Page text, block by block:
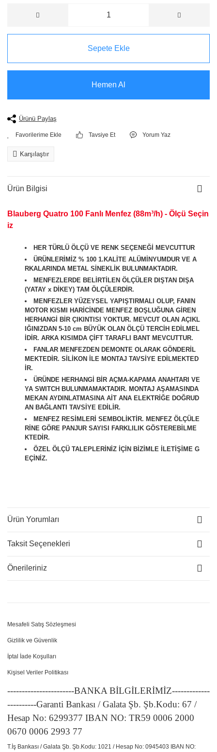
Sepete Ekle
Hemen Al
Ürünü Paylaş
Tavsiye Et Yorum Yaz
Karşılaştır
Ürün Bilgisi
Blauberg Quatro 100 Fanlı Menfez (88m³/h) - Ölçü Seçin
iz
HER TÜRLÜ ÖLÇÜ VE RENK SEÇENEĞİ MEVCUTTUR
ÜRÜNLERİMİZ % 100 1.KALİTE ALÜMİNYUMDUR VE A
RKALARINDA METAL SİNEKLİK BULUNMAKTADIR.
MENFEZLERDE BELİRTİLEN ÖLÇÜLER DIŞTAN DIŞA
(YATAY x DİKEY) TAM ÖLÇÜLERDİR.
MENFEZLER YÜZEYSEL YAPIŞTIRMALI OLUP, FANIN
MOTOR KISMI HARİCİNDE MENFEZ BOŞLUĞUNA GİREN
HERHANGİ BİR ÇIKINTISI YOKTUR. MEVCUT OLAN AÇIKL
IĞINIZDAN 5-10 cm BÜYÜK OLAN ÖLÇÜ TERCİH EDİLMEL
İDİR. ARKA KISIMDA ÇİFT TARAFLI BANT MEVCUTTUR.
FANLAR MENFEZDEN DEMONTE OLARAK GÖNDERİL
MEKTEDİR. SİLİKON İLE MONTAJ TAVSİYE EDİLMEKTED
İR.
ÜRÜNDE HERHANGİ BİR AÇMA-KAPAMA ANAHTARI VE
YA SWITCH BULUNMAMAKTADIR. MONTAJ AŞAMASINDA
MEKAN AYDINLATMASINA AİT ANA ELEKTRİĞE DOĞRUD
AN BAĞLANTI TAVSİYE EDİLİR.
M ENFEZ RESİMLERİ SEMBOLİKTİR. MENFEZ ÖLÇÜLE
RİNE GÖRE PANJUR SAYISI FARKLILIK GÖSTEREBİLME
KTEDİR.
ÖZEL ÖLÇÜ TALEPLERİNİZ İÇİN BİZİMLE İLETİŞİME G
EÇİNİZ.
Ürün Yorumları
Taksit Seçenekleri
Önerileriniz
Mesafeli Satış Sözleşmesi
Gizlilik ve Güvenlik
İptal İade Koşulları
Kişisel Veriler Politikası
-----------------------BANKA BİLGİLERİMİZ-------------
----------Garanti Bankası / Galata Şb. Şb.Kodu: 67 /
Hesap No: 6299377 IBAN NO: TR59 0006 2000
0670 0006 2993 77
T.İş Bankası / Galata Şb. Şb.Kodu: 1021 / Hesap No: 0945403 IBAN NO: